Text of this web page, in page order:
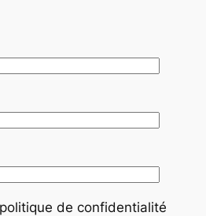
de confidentialité